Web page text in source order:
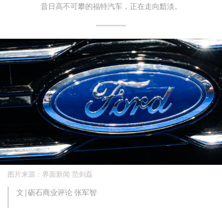
昔日高不可攀的福特汽车，正在走向黯淡。
图片来源：界面新闻 范剑磊
文|砺石商业评论 张军智